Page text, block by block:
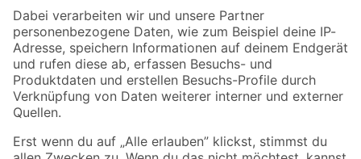
Zahlungsarten Versandarten
Sicher einkaufen